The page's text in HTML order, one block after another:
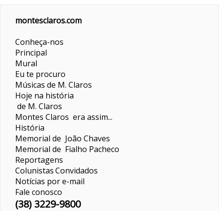
montesclaros.com
Conheça-nos
Principal
Mural
Eu te procuro
Músicas de M. Claros
Hoje na história
de M. Claros
Montes Claros era assim...
História
Memorial de João Chaves
Memorial de Fialho Pacheco
Reportagens
ColunistasConvidados
Notícias por e-mail
Fale conosco
(38) 3229-9800